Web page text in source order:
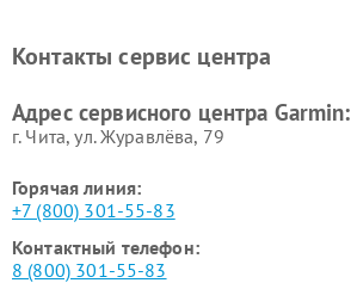
Контакты сервис центра
Адрес сервисного центра Garmin:
г. Чита, ул. Журавлёва, 79
Горячая линия:
+7 (800) 301-55-83
Контактный телефон:
8 (800) 301-55-83